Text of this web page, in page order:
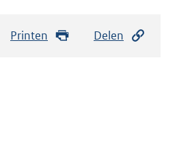
Printen Delen